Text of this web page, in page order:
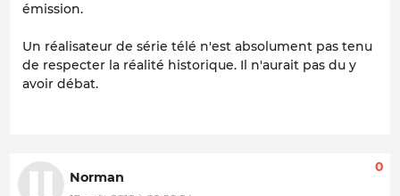
émission.
Un réalisateur de série télé n'est absolument pas tenu
de respecter la réalité historique. Il n'aurait pas du y
avoir débat.
Norman
0